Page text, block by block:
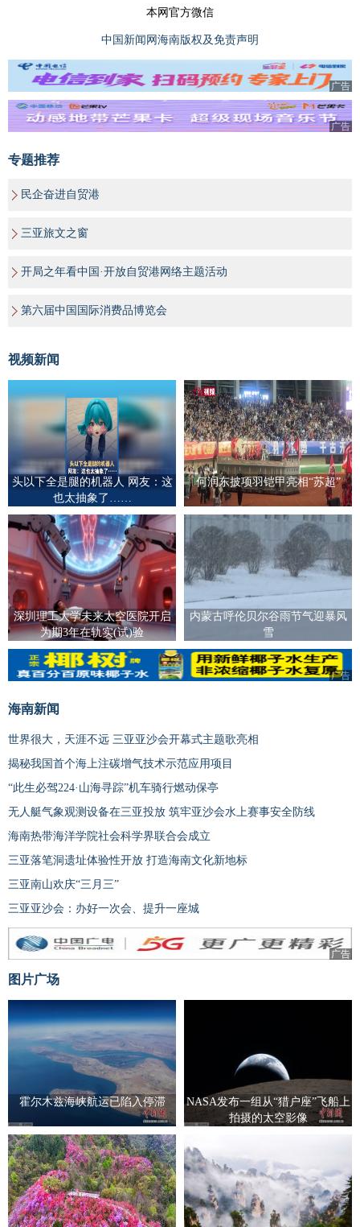
本网官方微信
中国新闻网海南版权及免责声明
广告
广告
专题推荐
民企奋进自贸港
三亚旅文之窗
开局之年看中国·开放自贸港网络主题活动
第六届中国国际消费品博览会
视频新闻
头以下全是腿的机器人 网友：这
也太抽象了……
何润东披项羽铠甲亮相“苏超”
深圳理工大学未来太空医院开启
为期3年在轨实(试)验
内蒙古呼伦贝尔谷雨节气迎暴风
雪
广告
海南新闻
世界很大，天涯不远 三亚亚沙会开幕式主题歌亮相
揭秘我国首个海上注碳增气技术示范应用项目
“此生必驾224·山海寻踪”机车骑行燃动保亭
无人艇气象观测设备在三亚投放 筑牢亚沙会水上赛事安全防线
海南热带海洋学院社会科学界联合会成立
三亚落笔洞遗址体验性开放 打造海南文化新地标
三亚南山欢庆“三月三”
三亚亚沙会：办好一次会、提升一座城
广告
图片广场
霍尔木兹海峡航运已陷入停滞
NASA发布一组从“猎户座”飞船上
拍摄的太空影像